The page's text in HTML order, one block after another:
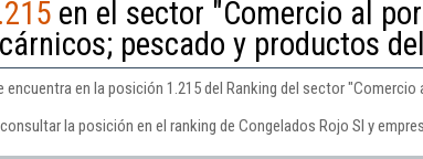
en el sector "Comercio al
pescado y productos
encuentra en la posición 1.215 del Ranking del sector
la posición en el ranking de Congelados Rojo Sl y